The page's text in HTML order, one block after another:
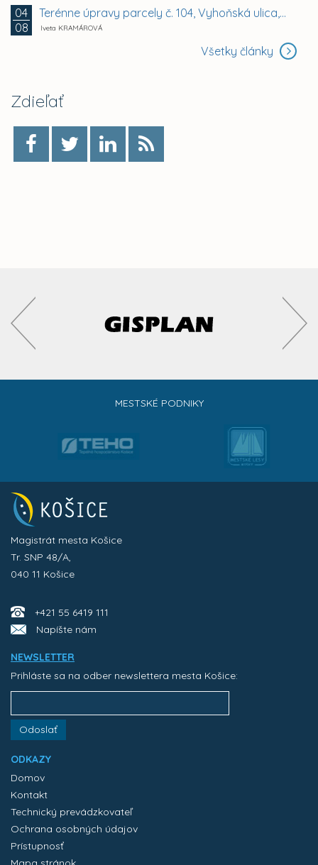
04
08
Terénne úpravy parcely č. 104, Vyhoňská ulica,...
Iveta KRAMÁROVÁ
Všetky články
Zdieľať
MESTSKÉ PODNIKY
Magistrát mesta Košice
Tr. SNP 48/A,
040 11 Košice
+421 55 6419 111
Napíšte nám
NEWSLETTER
Prihláste sa na odber newslettera mesta Košice:
Odoslať
ODKAZY
Domov
Kontakt
Technický prevádzkovateľ
Ochrana osobných údajov
Prístupnosť